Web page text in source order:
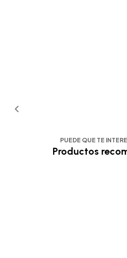
PUEDE QUE TE
Productos